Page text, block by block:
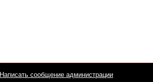
Написать сообщение администрации